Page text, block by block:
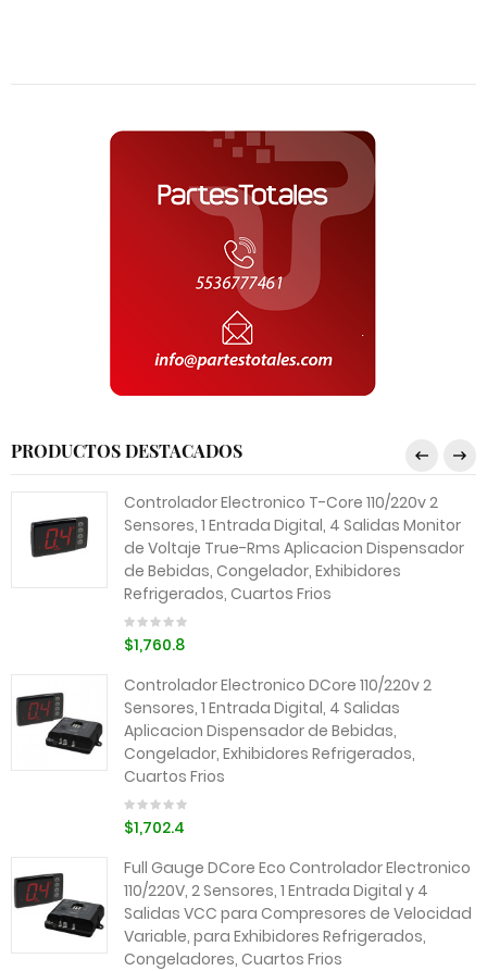
PRODUCTOS DESTACADOS
Controlador Electronico T-Core 110/220v 2
Sensores, 1 Entrada Digital, 4 Salidas Monitor
de Voltaje True-Rms Aplicacion Dispensador
de Bebidas, Congelador, Exhibidores
Refrigerados, Cuartos Frios
$1,760.8
Controlador Electronico DCore 110/220v 2
Sensores, 1 Entrada Digital, 4 Salidas
Aplicacion Dispensador de Bebidas,
Congelador, Exhibidores Refrigerados,
Cuartos Frios
$1,702.4
Full Gauge DCore Eco Controlador Electronico
110/220V, 2 Sensores, 1 Entrada Digital y 4
Salidas VCC para Compresores de Velocidad
Variable, para Exhibidores Refrigerados,
Congeladores, Cuartos Frios